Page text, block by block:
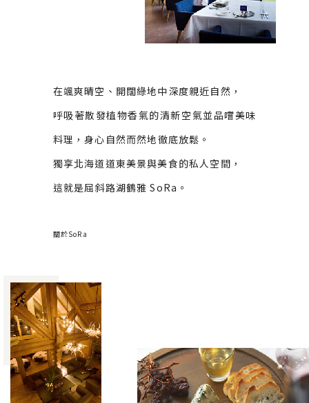
在颯爽晴空、開闊綠地中深度親近自然，
呼吸著散發植物香氣的清新空氣並品嚐美味
料理，身心自然而然地徹底放鬆。
獨享北海道道東美景與美食的私人空間，
這就是屈斜路湖鶴雅 SoRa。
關於SoRa